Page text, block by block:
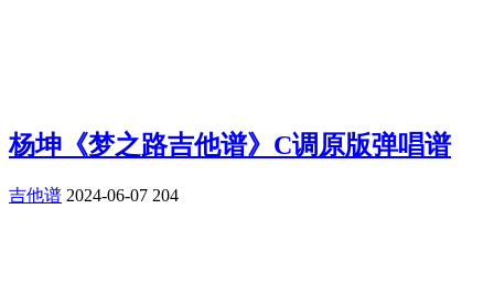
杨坤《梦之路吉他谱》C调原版弹唱谱
吉他谱 2024-06-07 204